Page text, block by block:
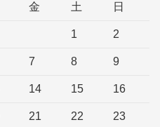
金 土 日
1 2
7 8 9
14 15 16
21 22 23